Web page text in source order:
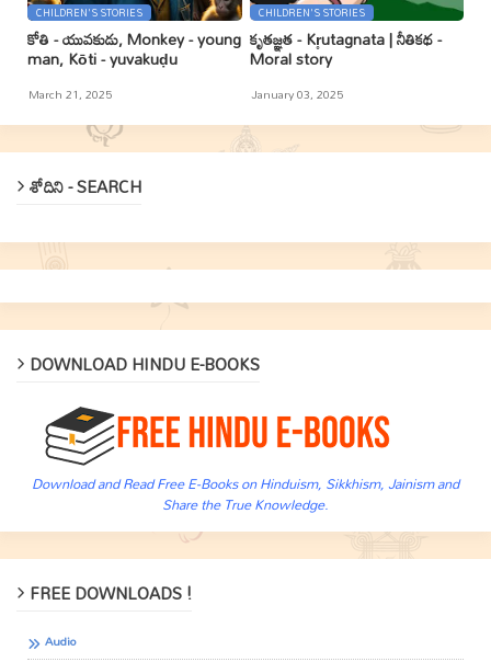
CHILDREN'S STORIES
కోతి - యువకుడు, Monkey - young
man, Kōti - yuvakuḍu
March 21, 2025
CHILDREN'S STORIES
కృతజ్ఞత - Kr̥utagnata | నీతికథ -
Moral story
January 03, 2025
శోదిని - SEARCH
DOWNLOAD HINDU E-BOOKS
Download and Read Free E-Books on Hinduism, Sikkhism, Jainism and
Share the True Knowledge.
FREE DOWNLOADS !
Audio